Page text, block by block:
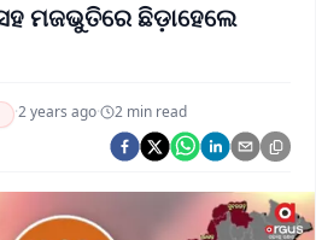
Health Connect
Swaad Odisha
Chalo Dekhein Apna Desh
ମଜଭୁତିରେ ଛିଡ଼ାହେଲେ
·2 years ago· 2 min read